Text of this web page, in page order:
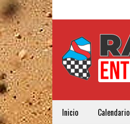
Inicio Calendario